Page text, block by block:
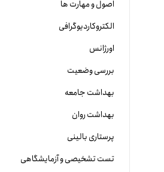
اصول و مهارت ها
الکتروکاردیوگرافی
اورژانس
بررسی وضعیت
بهداشت جامعه
بهداشت روان
پرستاری بالینی
تست تشخیصی و آزمایشگاهی